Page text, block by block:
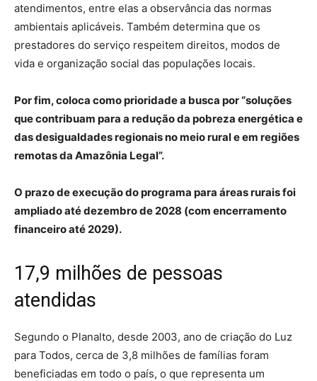
atendimentos, entre elas a observância das normas
ambientais aplicáveis. Também determina que os
prestadores do serviço respeitem direitos, modos de
vida e organização social das populações locais.
Por fim, coloca como prioridade a busca por “soluções
que contribuam para a redução da pobreza energética e
das desigualdades regionais no meio rural e em regiões
remotas da Amazônia Legal”.
O prazo de execução do programa para áreas rurais foi
ampliado até dezembro de 2028 (com encerramento
financeiro até 2029).
17,9 milhões de pessoas
atendidas
Segundo o Planalto, desde 2003, ano de criação do Luz
para Todos, cerca de 3,8 milhões de famílias foram
beneficiadas em todo o país, o que representa um